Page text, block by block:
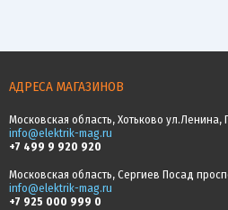
АДРЕСА МАГАЗИНОВ
Московская область, Хотьково ул.Ленина,
info@elektrik-mag.ru
+7 499 9 920 920
Московская область, Сергиев Посад
info@elektrik-mag.ru
+7 925 000 999 0